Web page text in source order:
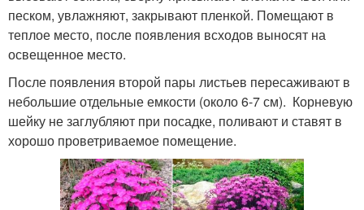
песком, увлажняют, закрывают пленкой. Помещают в
теплое место, после появления всходов выносят на
освещенное место.
После появления второй пары листьев пересаживают в
небольшие отдельные емкости (около 6-7 см). Корневую
шейку не заглубляют при посадке, поливают и ставят в
хорошо проветриваемое помещение.